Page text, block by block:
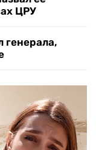
ЦРУ
генерала,